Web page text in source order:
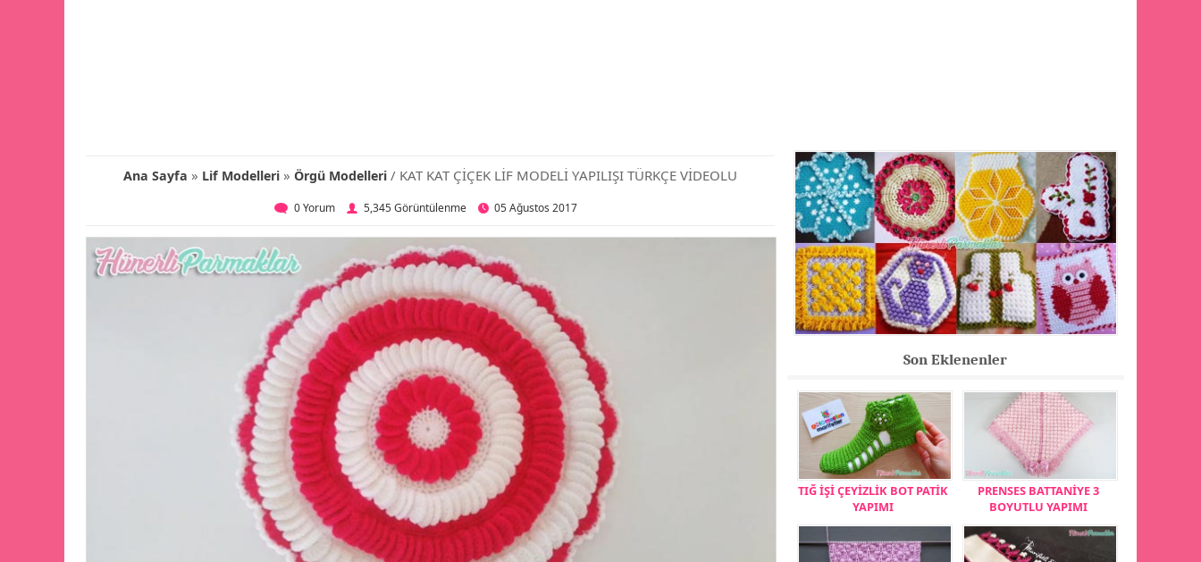
Ana Sayfa » Lif Modelleri» Örgü Modelleri/ KAT KAT ÇİÇEK LİF MODELİ YAPILIŞI TÜRKÇE VİDEOLU
0 Yorum 5,345 Görüntülenme 05 Ağustos 2017
Son Eklenenler
TIĞ İŞİ ÇEYİZLİK BOT PATİK
YAPIMI
PRENSES BATTANİYE 3
BOYUTLU YAPIMI